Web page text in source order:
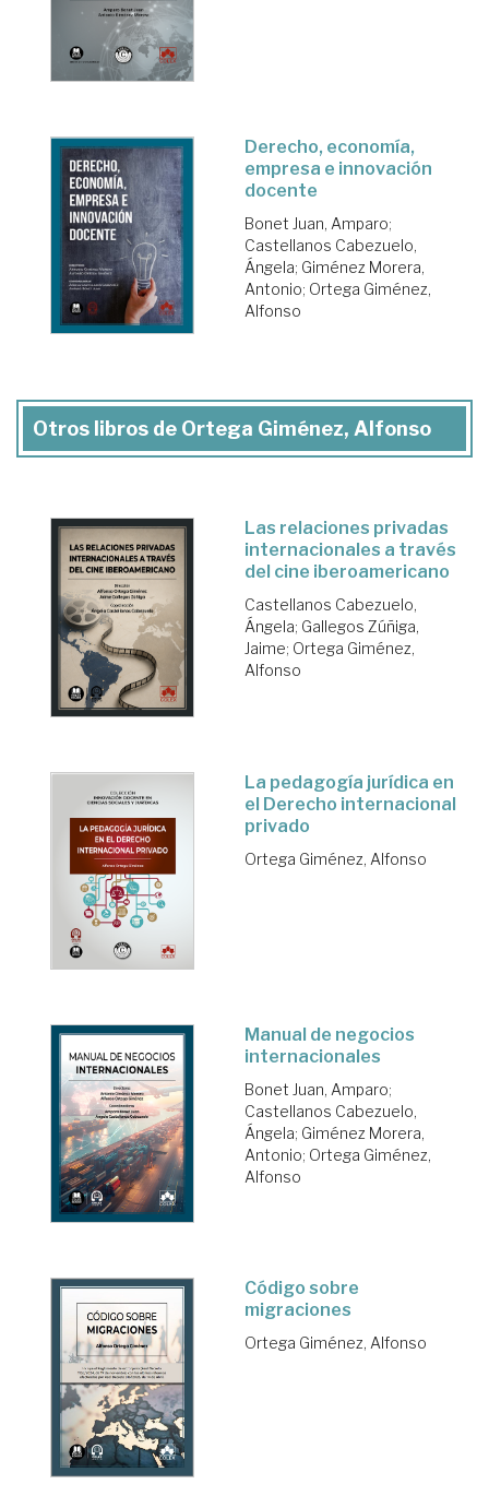
Derecho, economía,
empresa e innovación
docente
Bonet Juan, Amparo;
Castellanos Cabezuelo,
Ángela; Giménez Morera,
Antonio; Ortega Giménez,
Alfonso
Otros libros de Ortega Giménez, Alfonso
Las relaciones privadas
internacionales a través
del cine iberoamericano
Castellanos Cabezuelo,
Ángela; Gallegos Zúñiga,
Jaime; Ortega Giménez,
Alfonso
La pedagogía jurídica en
el Derecho internacional
privado
Ortega Giménez, Alfonso
Manual de negocios
internacionales
Bonet Juan, Amparo;
Castellanos Cabezuelo,
Ángela; Giménez Morera,
Antonio; Ortega Giménez,
Alfonso
Código sobre
migraciones
Ortega Giménez, Alfonso